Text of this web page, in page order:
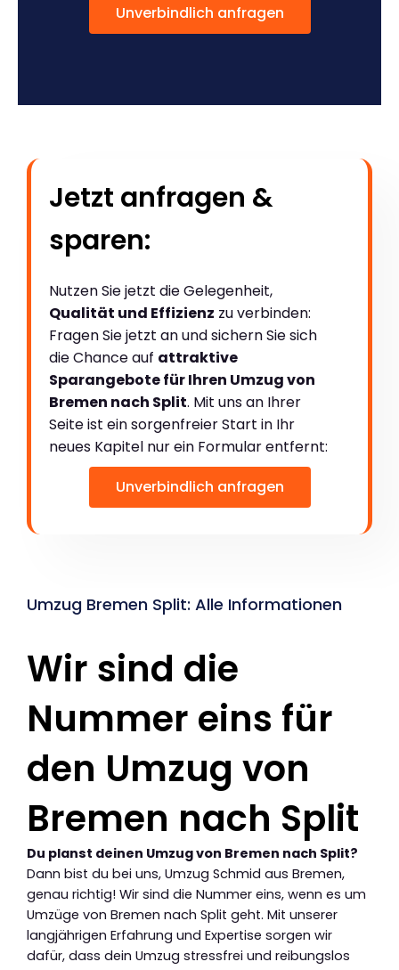
Unverbindlich anfragen
Jetzt anfragen &
sparen:
Nutzen Sie jetzt die Gelegenheit,
Qualität und Effizienz zu verbinden:
Fragen Sie jetzt an und sichern Sie sich
die Chance auf attraktive
Sparangebote für Ihren Umzug von
Bremen nach Split. Mit uns an Ihrer
Seite ist ein sorgenfreier Start in Ihr
neues Kapitel nur ein Formular entfernt:
Unverbindlich anfragen
Umzug Bremen Split: Alle Informationen
Wir sind die
Nummer eins für
den Umzug von
Bremen nach Split
Du planst deinen Umzug von Bremen nach Split?
Dann bist du bei uns, Umzug Schmid aus Bremen,
genau richtig! Wir sind die Nummer eins, wenn es um
Umzüge von Bremen nach Split geht. Mit unserer
langjährigen Erfahrung und Expertise sorgen wir
dafür, dass dein Umzug stressfrei und reibungslos